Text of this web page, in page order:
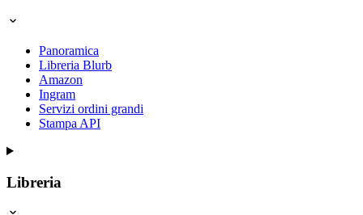
Panoramica
Libreria Blurb
Amazon
Ingram
Servizi ordini grandi
Stampa API
Libreria